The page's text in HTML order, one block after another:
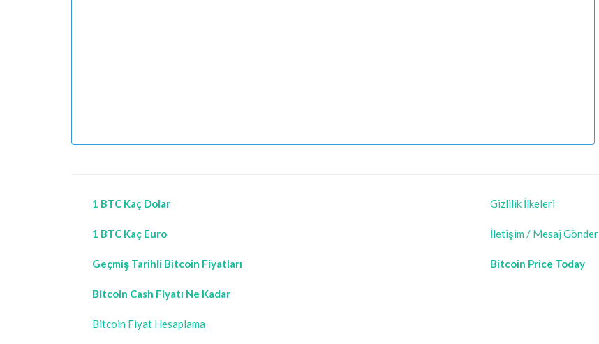
1 BTC Kaç Dolar
1 BTC Kaç Euro
Geçmiş Tarihli Bitcoin Fiyatları
Bitcoin Cash Fiyatı Ne Kadar
Bitcoin Fiyat Hesaplama
Gizlilik İlkeleri
İletişim / Mesaj Gönder
Bitcoin Price Today